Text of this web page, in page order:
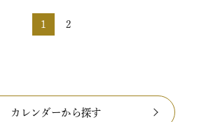
1 2
カレンダーから探す